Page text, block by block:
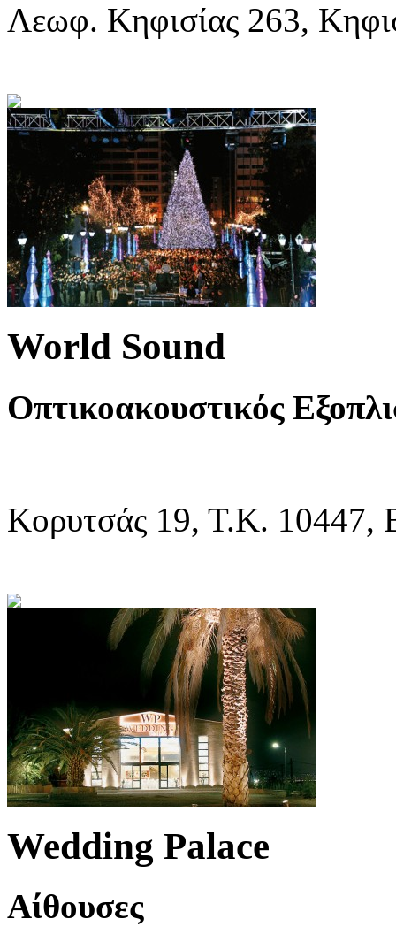
Λεωφ. Κηφισίας 263,
World Sound
Οπτικοακουστικός
Κορυτσάς 19, Τ.Κ. 10447,
Wedding Palace
Αίθουσες